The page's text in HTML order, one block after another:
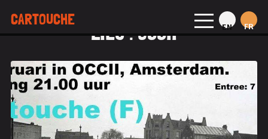
CARTOUCHE EN FR
LIEU : OCCII